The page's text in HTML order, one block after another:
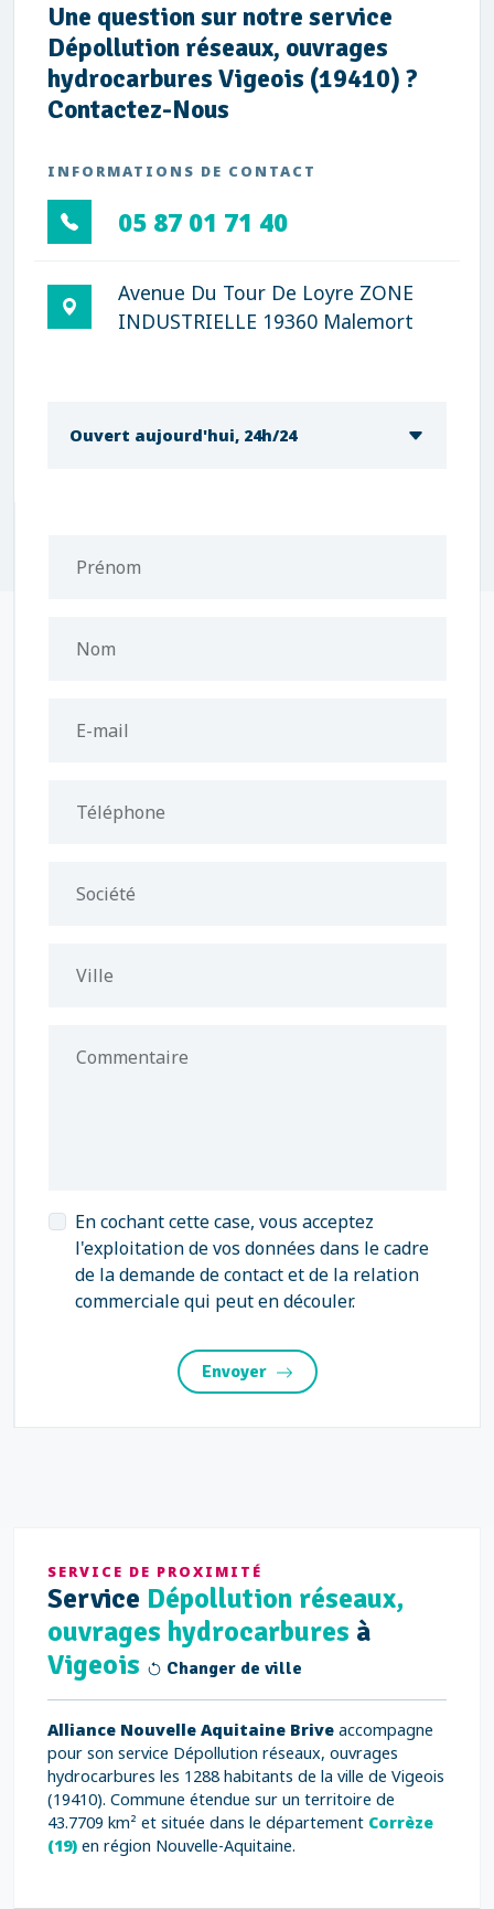
Une question sur notre service
Dépollution réseaux, ouvrages
hydrocarbures Vigeois (19410) ?
Contactez-Nous
INFORMATIONS DE CONTACT
05 87 01 71 40
Avenue Du Tour De Loyre ZONE
INDUSTRIELLE 19360 Malemort
Ouvert aujourd'hui, 24h/24
Prénom
Nom
E-mail
Téléphone
Société
Ville
Commentaire
En cochant cette case, vous acceptez
l'exploitation de vos données dans le cadre
de la demande de contact et de la relation
commerciale qui peut en découler.
Envoyer
SERVICE DE PROXIMITÉ
Service Dépollution réseaux,
ouvrages hydrocarbures à
Vigeois
Changer de ville
Alliance Nouvelle Aquitaine Brive accompagne
pour son service Dépollution réseaux, ouvrages
hydrocarbures les 1288 habitants de la ville de Vigeois
(19410). Commune étendue sur un territoire de
43.7709 km² et située dans le département Corrèze
(19) en région Nouvelle-Aquitaine.